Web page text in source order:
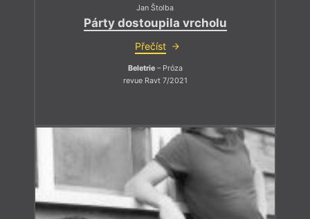
Jan Štolba
Párty dostoupila vrcholu
Přečíst
Beletrie– Próza
revue Ravt 7/2021